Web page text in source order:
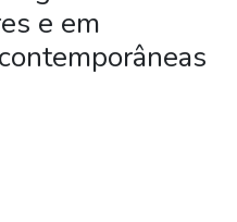
e em